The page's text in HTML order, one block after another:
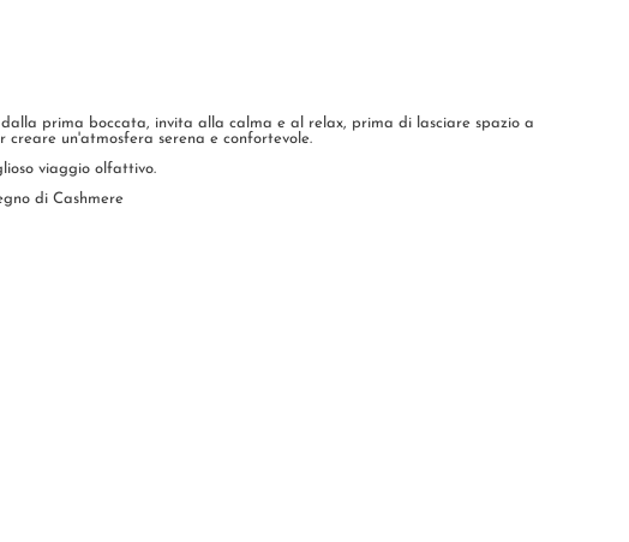
prima boccata, invita alla calma e al relax, prima di lasciare spazio a
un'atmosfera serena e confortevole.
viaggio olfattivo.
di Cashmere